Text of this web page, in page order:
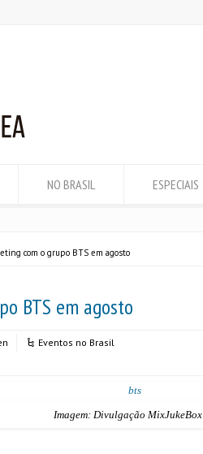
NO BRASIL ESPECIAIS
com o grupo BTS em agosto
BTS em agosto
Eventos no Brasil
Imagem: Divulgação MixJukeBox